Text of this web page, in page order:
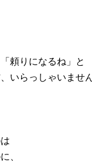
頼りになるね」と
いらっしゃいませ
、